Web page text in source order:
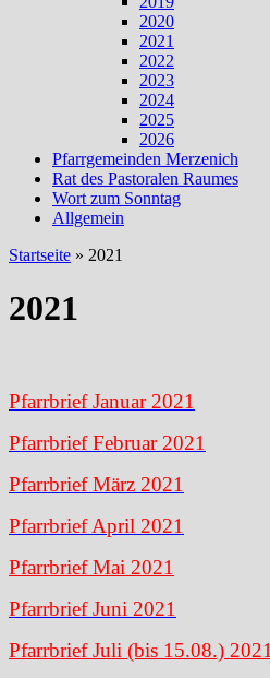
2020
2021
2022
2023
2024
2025
2026
Pfarrgemeinden Merzenich
Rat des Pastoralen Raumes
Wort zum Sonntag
Allgemein
Startseite » 2021
2021
Pfarrbrief Januar 2021
Pfarrbrief Februar 2021
Pfarrbrief März 2021
Pfarrbrief April 2021
Pfarrbrief Mai 2021
Pfarrbrief Juni 2021
Pfarrbrief Juli (bis 15.08.) 2021